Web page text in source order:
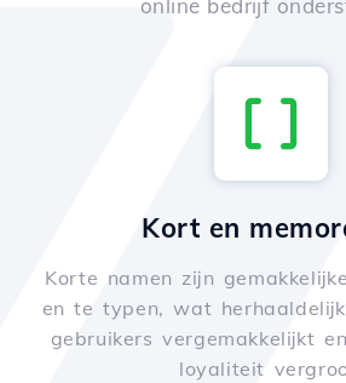
online bedrijf
Kort en
Korte namen zijn
en te typen, wat
gebruikers vergemakkelijkt
loyaliteit